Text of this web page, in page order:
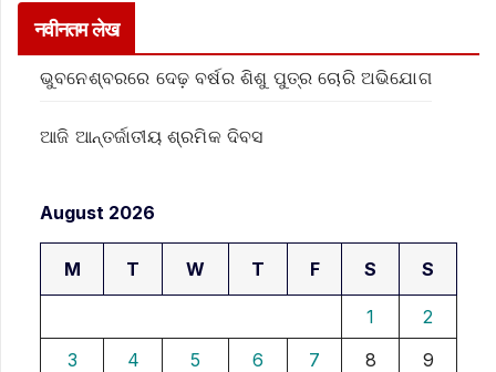
नवीनतम लेख
ଭୁବନେଶ୍ବରରେ ଦେଢ଼ ବର୍ଷର ଶିଶୁ ପୁତ୍ର ଚୋରି ଅଭିଯୋଗ
ଆଜି ଆନ୍ତର୍ଜାତୀୟ ଶ୍ରମିକ ଦିବସ
August 2026
M T W T F S S
1
2
3
4 5 6 7 8
9